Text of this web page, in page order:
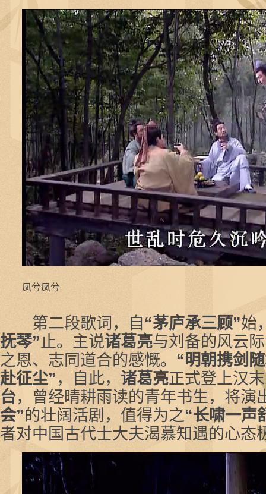
凤兮凤兮
第二段歌词，自“茅庐承三顾”始
抚琴” 止。主说诸葛亮与刘备的风云
之恩、志同道合的感慨。 “明朝携剑
赴征尘”，自此， 诸葛亮正式登上汉
台，曾经晴耕雨读的青年书生，将演
会”的壮阔活剧，值得为之“长啸一声
者对中国古代士大夫渴慕知遇的心态